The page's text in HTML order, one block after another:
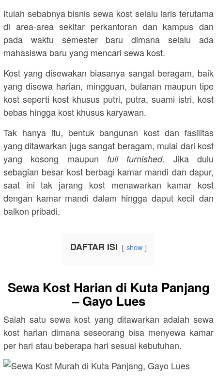
Itulah sebabnya bisnis sewa kost selalu laris terutama
di area-area sekitar perkantoran dan kampus dan
pada waktu semester baru dimana selalu ada
mahasiswa baru yang mencari sewa kost.
Kost yang disewakan biasanya sangat beragam, baik
yang disewa harian, mingguan, bulanan maupun tipe
kost seperti kost khusus putri, putra, suami istri, kost
bebas hingga kost khusus karyawan.
Tak hanya itu, bentuk bangunan kost dan fasilitas
yang ditawarkan juga sangat beragam, mulai dari kost
yang kosong maupun full furnished. Jika dulu
sebagian besar kost berbagi kamar mandi dan dapur,
saat ini tak jarang kost menawarkan kamar kost
dengan kamar mandi dalam hingga daput kecil dan
balkon pribadi.
DAFTAR ISI show
Sewa Kost Harian di Kuta Panjang
– Gayo Lues
Salah satu sewa kost yang ditawarkan adalah sewa
kost harian dimana seseorang bisa menyewa kamar
per hari atau beberapa hari sesuai kebutuhan.